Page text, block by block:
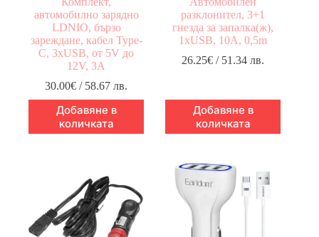
автомобилно зарядно
LDNIO, бързо
зареждане, кабел Type-
C, 3xUSB, от 5V до
12V, 3A
30.00€ / 58.67 лв.
Добавяне в
количката
разклонител, 3+1
гнезда за запалка(ж),
1xUSB, 10A, 0,5m
26.25€ / 51.34 лв.
Добавяне в
количката